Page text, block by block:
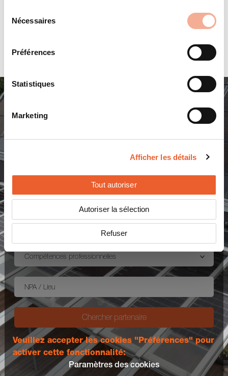
Nécessaires
Préférences
Statistiques
Marketing
Afficher les détails
Tout autoriser
Autoriser la sélection
Refuser
Vous souhaitez vous fournir en
cherchez un partenaire compétent dans
votre région?
Compétences professionnelles
NPA / Lieu
Chercher partenaire
Veuillez accepter les cookies "Préférences" pour
activer cette fonctionnalité:
Paramètres des cookies